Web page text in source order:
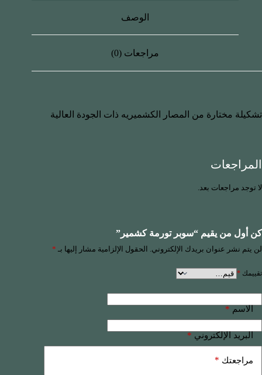
الوصف
مراجعات (0)
تشكيلة مختارة من المصار الكشميريه ذات الجودة العالية
المراجعات
لا توجد مراجعات بعد.
كن أول من يقيم “سوبر تورمة كشمير”
لن يتم نشر عنوان بريدك الإلكتروني. الحقول الإلزامية مشار إليها بـ *
تقييمك *
الاسم*
البريد الإلكتروني*
مراجعتك *